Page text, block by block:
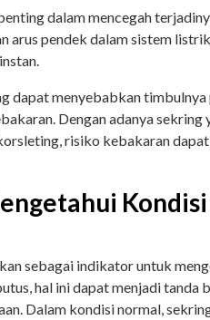
dalam mencegah
arus pendek dalam sistem
dapat menyebabkan timbulnya
Dengan adanya sekring
risiko kebakaran
sebagai indikator untuk
hal ini dapat menjadi tanda
Dalam kondisi normal,